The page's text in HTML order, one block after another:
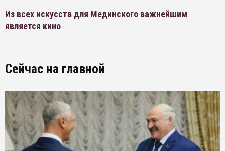
Из всех искусств для Мединского важнейшим
является кино
Сейчас на главной